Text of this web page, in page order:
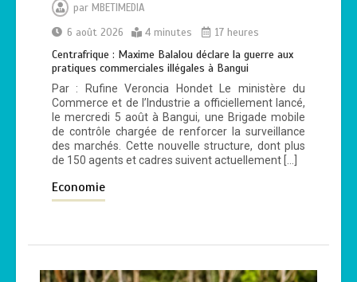
Bangui: dernier hommage à El Hadj
Balla Dodo, ancien maire du 3ᵉ
arrondissement
0 4 minutes
par MBETIMEDIA
6 août 2026
4 minutes 17 heures
Centrafrique : Maxime Balalou déclare la guerre aux
pratiques commerciales illégales à Bangui
Par : Rufine Veroncia Hondet Le ministère du
Commerce et de l’Industrie a officiellement lancé,
le mercredi 5 août​ à Bangui, une Brigade mobile
de contrôle chargée de renforcer la surveillance
des marchés. Cette nouvelle structure, dont plus
de 150 agents et cadres suivent actuellement […]
Economie